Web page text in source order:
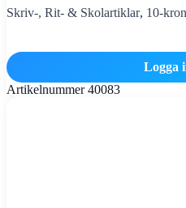
Skriv-, Rit- & Skolartiklar, 10-
Logga
Artikelnummer40083